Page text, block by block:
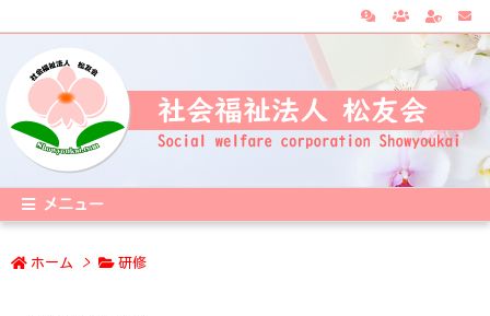
メニュー
ホーム > 研修